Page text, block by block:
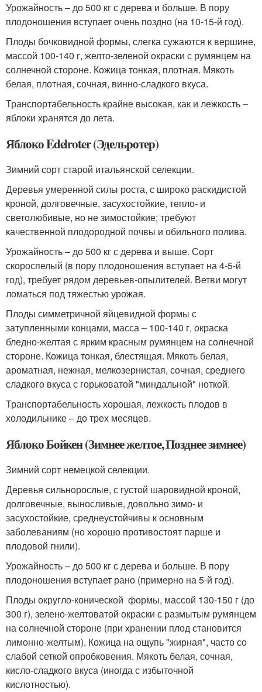
Урожайность – до 500 кг с дерева и больше. В пору
плодоношения вступает очень поздно (на 10-15-й год).
Плоды бочковидной формы, слегка сужаются к вершине,
массой 100-140 г, желто-зеленой окраски с румянцем на
солнечной стороне. Кожица тонкая, плотная. Мякоть
белая, плотная, сочная, винно-сладкого вкуса.
Транспортабельность крайне высокая, как и лежкость –
яблоки хранятся до лета.
Яблоко Edelroter (Эдельротер)
Зимний сорт старой итальянской селекции.
Деревья умеренной силы роста, с широко раскидистой
кроной, долговечные, засухостойкие, тепло- и
светолюбивые, но не зимостойкие; требуют
качественной плодородной почвы и обильного полива.
Урожайность – до 500 кг с дерева и выше. Сорт
скороспелый (в пору плодоношения вступает на 4-5-й
год), требует рядом деревьев-опылителей. Ветви могут
ломаться под тяжестью урожая.
Плоды симметричной яйцевидной формы с
затупленными концами, масса – 100-140 г, окраска
бледно-желтая с ярким красным румянцем на солнечной
стороне. Кожица тонкая, блестящая. Мякоть белая,
ароматная, нежная, мелкозернистая, сочная, среднего
сладкого вкуса с горьковатой "миндальной" ноткой.
Транспортабельность хорошая, лежкость плодов в
холодильнике – до трех месяцев.
Яблоко Бойкен (Зимнее желтое, Позднее зимнее)
Зимний сорт немецкой селекции.
Деревья сильнорослые, с густой шаровидной кроной,
долговечные, выносливые, довольно зимо- и
засухостойкие, среднеустойчивы к основным
заболеваниям (но хорошо противостоят парше и
плодовой гнили).
Урожайность – до 500 кг с дерева и больше. В пору
плодоношения вступает рано (примерно на 5-й год).
Плоды округло-конической формы, массой 130-150 г (до
300 г), зелено-желтоватой окраски с размытым румянцем
на солнечной стороне (при хранении плод становится
лимонно-желтым). Кожица на ощупь "жирная", часто со
слабой сеткой опробковения. Мякоть белая, сочная,
кисло-сладкого вкуса (иногда с избыточной
кислотностью).